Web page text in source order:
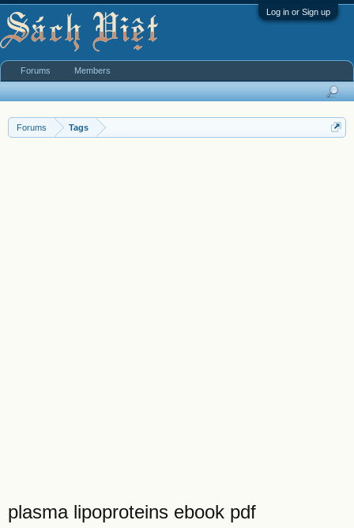
Log in or Sign up
Forums Tags
plasma lipoproteins ebook pdf
Forums Members